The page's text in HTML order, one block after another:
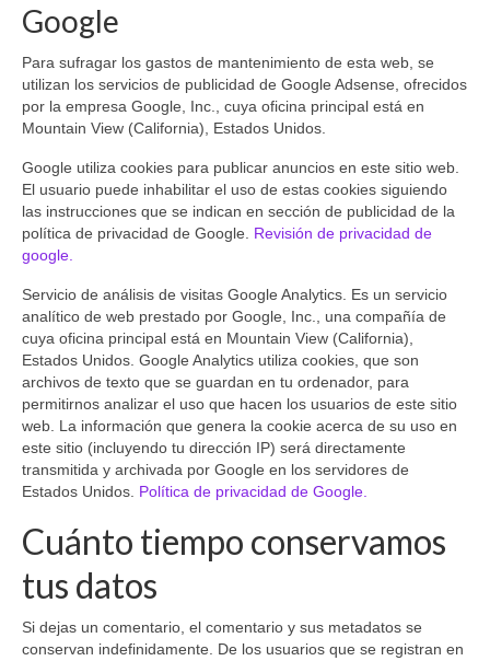
Google
Para sufragar los gastos de mantenimiento de esta web, se
utilizan los servicios de publicidad de Google Adsense, ofrecidos
por la empresa Google, Inc., cuya oficina principal está en
Mountain View (California), Estados Unidos.
Google utiliza cookies para publicar anuncios en este sitio web.
El usuario puede inhabilitar el uso de estas cookies siguiendo
las instrucciones que se indican en sección de publicidad de la
política de privacidad de Google. Revisión de privacidad de
google.
Servicio de análisis de visitas Google Analytics. Es un servicio
analítico de web prestado por Google, Inc., una compañía de
cuya oficina principal está en Mountain View (California),
Estados Unidos. Google Analytics utiliza cookies, que son
archivos de texto que se guardan en tu ordenador, para
permitirnos analizar el uso que hacen los usuarios de este sitio
web. La información que genera la cookie acerca de su uso en
este sitio (incluyendo tu dirección IP) será directamente
transmitida y archivada por Google en los servidores de
Estados Unidos. Política de privacidad de Google.
Cuánto tiempo conservamos
tus datos
Si dejas un comentario, el comentario y sus metadatos se
conservan indefinidamente. De los usuarios que se registran en